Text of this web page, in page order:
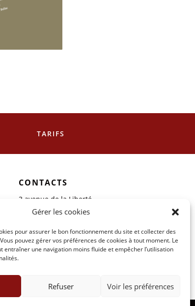
Gérer les cookies
pour assurer le bon fonctionnement du site et collecter des
pouvez gérer vos préférences de cookies à tout moment. Le
entraîner une navigation moins fluide et empêcher l’utilisation
Refuser Voir les préférences
TARIFS
CONTACTS
3 avenue de la Liberté
87300 Bellac
05.87.77.91.19
Formulaire de contact